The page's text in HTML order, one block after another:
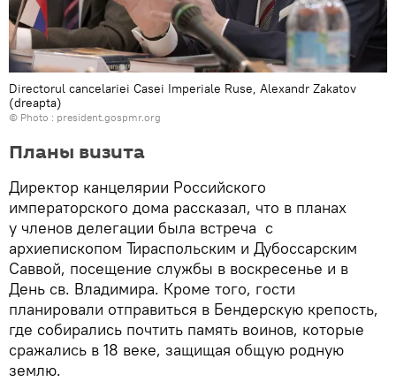
Directorul cancelariei Casei Imperiale Ruse, Alexandr Zakatov
(dreapta)
© Photo : president.gospmr.org
Планы визита
Директор канцелярии Российского
императорского дома рассказал, что в планах
у членов делегации была встреча с
архиепископом Тираспольским и Дубоссарским
Саввой, посещение службы в воскресенье и в
День св. Владимира. Кроме того, гости
планировали отправиться в Бендерскую крепость,
где собирались почтить память воинов, которые
сражались в 18 веке, защищая общую родную
землю.